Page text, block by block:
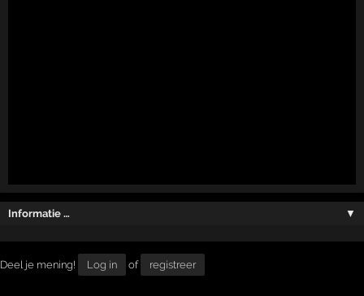
Informatie … ▼
Deel je mening! Log in of registreer